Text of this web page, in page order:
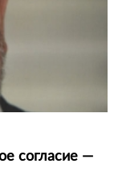
согласие —